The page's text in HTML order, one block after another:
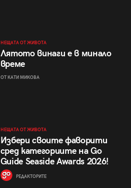
НЕЩАТА ОТ ЖИВОТА
Лятото винаги е в минало
време
ОТ КАТИ МИКОВА
НЕЩАТА ОТ ЖИВОТА
Избери своите фаворити
сред категориите на Go
Guide Seaside Awards 2026!
РЕДАКТОРИТЕ